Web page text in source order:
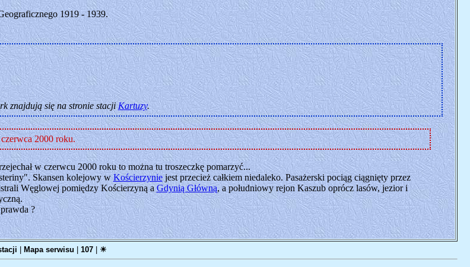
1919 - 1939.
znajdują się na stronie stacjiKartuzy.
2000 roku.
w czerwcu 2000 roku to można tu troszeczkę pomarzyć...
Skansen kolejowy w Kościerzyniejest przecież całkiem niedaleko. Pasażerski pociąg ciągnięty przez
Węglowej pomiędzy Kościerzyną aGdynią Główną, a południowy rejon Kaszub oprócz lasów, jezior i
?
Mapa serwisu 107| ☀